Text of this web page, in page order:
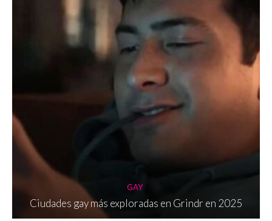
GAY
Ciudades gay más exploradas en Grindr en 2025